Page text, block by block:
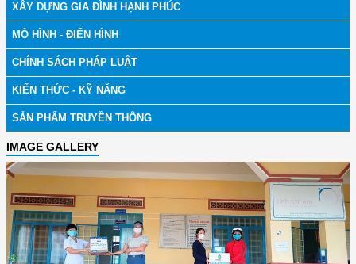
XÂY DỰNG GIA ĐÌNH HẠNH PHÚC
MÔ HÌNH - ĐIỂN HÌNH
CHÍNH SÁCH PHÁP LUẬT
KIẾN THỨC - KỸ NĂNG
SẢN PHẨM TRUYỀN THÔNG
IMAGE GALLERY